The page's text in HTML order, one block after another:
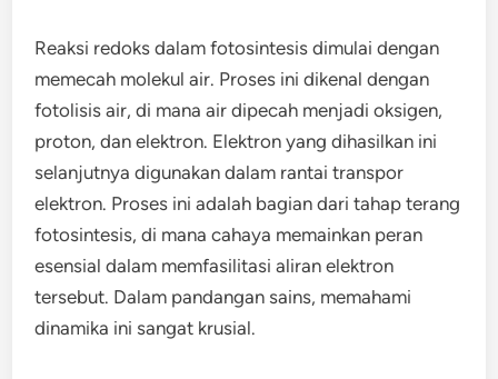
Reaksi redoks dalam fotosintesis dimulai dengan
memecah molekul air. Proses ini dikenal dengan
fotolisis air, di mana air dipecah menjadi oksigen,
proton, dan elektron. Elektron yang dihasilkan ini
selanjutnya digunakan dalam rantai transpor
elektron. Proses ini adalah bagian dari tahap terang
fotosintesis, di mana cahaya memainkan peran
esensial dalam memfasilitasi aliran elektron
tersebut. Dalam pandangan sains, memahami
dinamika ini sangat krusial.